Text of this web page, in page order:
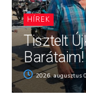
HÍREK
Tisztelt
Barátaim!
2026. augusztus